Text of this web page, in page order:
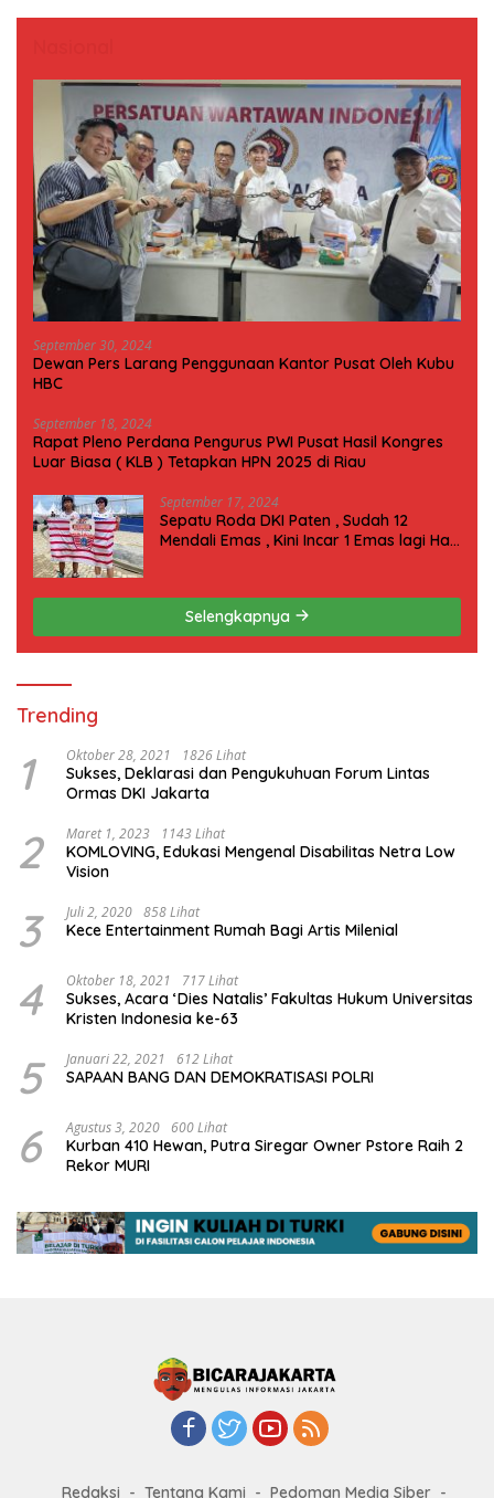
September 30, 2024
Dewan Pers Larang Penggunaan Kantor Pusat Oleh Kubu
HBC
September 18, 2024
Rapat Pleno Perdana Pengurus PWI Pusat Hasil Kongres
Luar Biasa ( KLB ) Tetapkan HPN 2025 di Riau
September 17, 2024
Sepatu Roda DKI Paten , Sudah 12
Mendali Emas , Kini Incar 1 Emas lagi Hari
Selengkapnya
Trending
1 Oktober 28, 2021 1826 Lihat
Sukses, Deklarasi dan Pengukuhuan Forum Lintas
Ormas DKI Jakarta
2 Maret 1, 2023 1143 Lihat
KOMLOVING, Edukasi Mengenal Disabilitas Netra Low
Vision
3 Juli 2, 2020 858 Lihat
Kece Entertainment Rumah Bagi Artis Milenial
4 Oktober 18, 2021 717 Lihat
Sukses, Acara ‘Dies Natalis’ Fakultas Hukum Universitas
Kristen Indonesia ke-63
5 Januari 22, 2021 612 Lihat
SAPAAN BANG DAN DEMOKRATISASI POLRI
6 Agustus 3, 2020 600 Lihat
Kurban 410 Hewan, Putra Siregar Owner Pstore Raih 2
Rekor MURI
Redaksi Tentang Kami Pedoman Media Siber